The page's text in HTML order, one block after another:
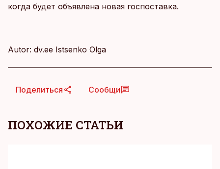
когда будет объявлена новая госпоставка.
Autor: dv.ee Istsenko Olga
Поделиться Сообщи
ПОХОЖИЕ СТАТЬИ